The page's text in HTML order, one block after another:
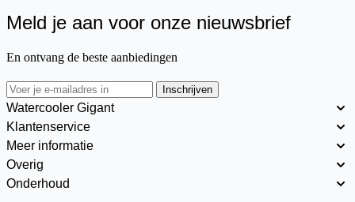
Meld je aan voor onze nieuwsbrief
En ontvang de beste aanbiedingen
Inschrijven
Watercooler Gigant
Klantenservice
Meer informatie
Overig
Onderhoud